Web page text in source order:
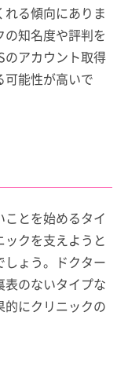
る傾向にありま
知名度や評判を
のアカウント取得
能性が高いで
とを始めるタイ
クを支えようと
しょう。ドクター
のないタイプな
的にクリニックの